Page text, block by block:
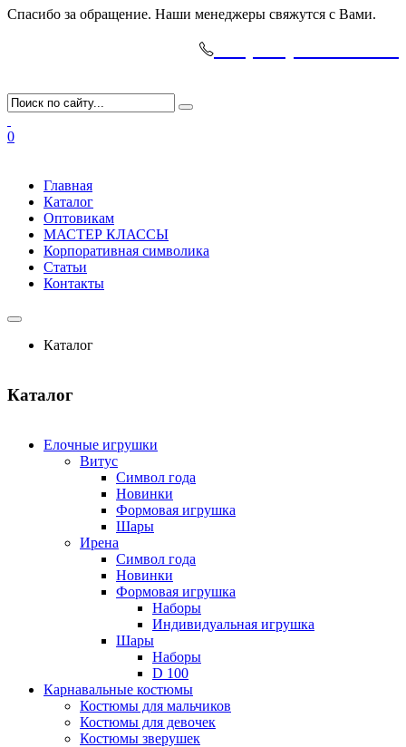
Спасибо за обращение. Наши менеджеры свяжутся с Вами.
0
Главная
Каталог
Оптовикам
МАСТЕР КЛАССЫ
Корпоративная символика
Статьи
Контакты
Каталог
Каталог
Елочные игрушки
Витус
Символ года
Новинки
Формовая игрушка
Шары
Ирена
Символ года
Новинки
Формовая игрушка
Наборы
Индивидуальная игрушка
Шары
Наборы
D 100
Карнавальные костюмы
Костюмы для мальчиков
Костюмы для девочек
Костюмы зверушек